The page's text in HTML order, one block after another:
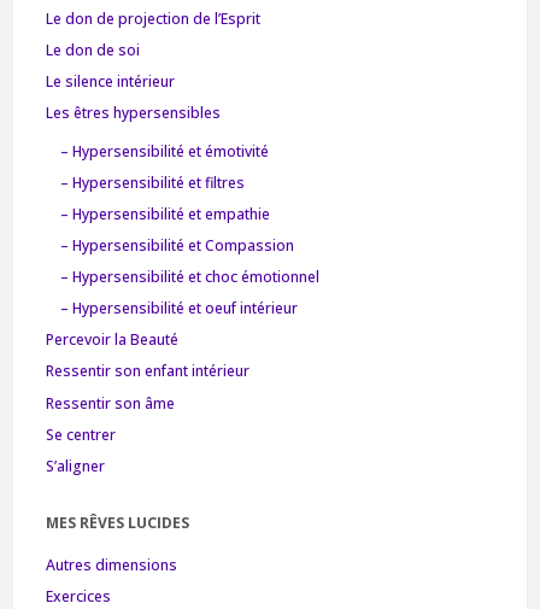
Le don de projection de l’Esprit
Le don de soi
Le silence intérieur
Les êtres hypersensibles
– Hypersensibilité et émotivité
– Hypersensibilité et filtres
– Hypersensibilité et empathie
– Hypersensibilité et Compassion
– Hypersensibilité et choc émotionnel
– Hypersensibilité et oeuf intérieur
Percevoir la Beauté
Ressentir son enfant intérieur
Ressentir son âme
Se centrer
S’aligner
MES RÊVES LUCIDES
Autres dimensions
Exercices